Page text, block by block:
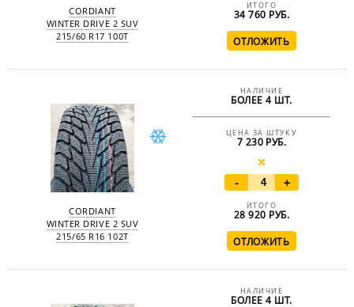
CORDIANT
WINTER DRIVE 2 SUV
215/60 R17 100T
ИТОГО
34 760 РУБ.
CORDIANT
WINTER DRIVE 2 SUV
215/65 R16 102T
НАЛИЧИЕ
БОЛЕЕ 4 ШТ.
ЦЕНА ЗА ШТУКУ
7 230 РУБ.
- +
ИТОГО
28 920 РУБ.
НАЛИЧИЕ
БОЛЕЕ 4 ШТ.